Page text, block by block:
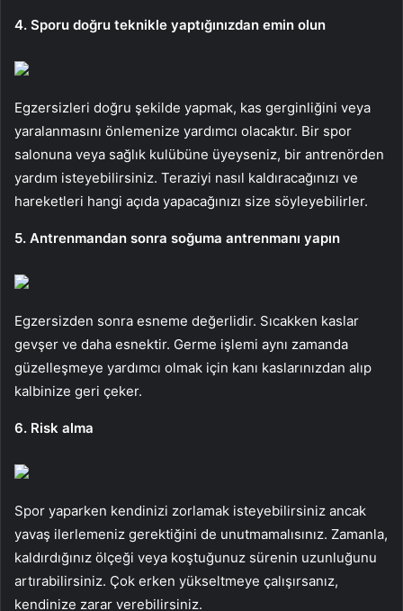
4. Sporu doğru teknikle yaptığınızdan emin olun
Egzersizleri doğru şekilde yapmak, kas gerginliğini veya
yaralanmasını önlemenize yardımcı olacaktır. Bir spor
salonuna veya sağlık kulübüne üyeyseniz, bir antrenörden
yardım isteyebilirsiniz. Teraziyi nasıl kaldıracağınızı ve
hareketleri hangi açıda yapacağınızı size söyleyebilirler.
5. Antrenmandan sonra soğuma antrenmanı yapın
Egzersizden sonra esneme değerlidir. Sıcakken kaslar
gevşer ve daha esnektir. Germe işlemi aynı zamanda
güzelleşmeye yardımcı olmak için kanı kaslarınızdan alıp
kalbinize geri çeker.
6. Risk alma
Spor yaparken kendinizi zorlamak isteyebilirsiniz ancak
yavaş ilerlemeniz gerektiğini de unutmamalısınız. Zamanla,
kaldırdığınız ölçeği veya koştuğunuz sürenin uzunluğunu
artırabilirsiniz. Çok erken yükseltmeye çalışırsanız,
kendinize zarar verebilirsiniz.